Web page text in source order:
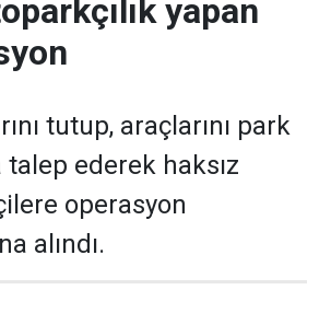
yapan
tutup, araçlarını park
ederek haksız
operasyon
alındı.